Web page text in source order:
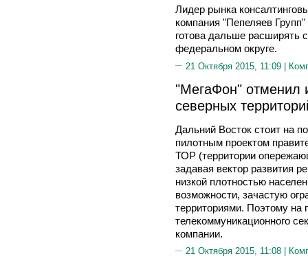
Лидер рынка
компания "Пепеляев
готова дальше расширять
федеральном округе.
21 Октября 2015, 11:09 |
"МегаФон" отменил
северных
Дальний Восток стоит на
пилотным проектом
ТОР (территории
задавая вектор развития
низкой плотностью
возможности, зачастую
территориями. Поэтому на
телекоммуникационного
компании.
21 Октября 2015, 11:08 |